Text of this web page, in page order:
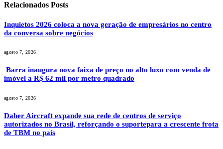
Relacionados Posts
Inquietos 2026 coloca a nova geração de empresários no centro
da conversa sobre negócios
agosto 7, 2026
Barra inaugura nova faixa de preço no alto luxo com venda de
imóvel a R$ 62 mil por metro quadrado
agosto 7, 2026
Daher Aircraft expande sua rede de centros de serviço
autorizados no Brasil, reforçando o suportepara a crescente frota
de TBM no país